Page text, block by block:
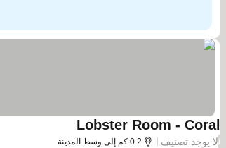
Lobster Room - Coral
/لا يوجد تصنيف 0.2 كم إلى وسط المدينة